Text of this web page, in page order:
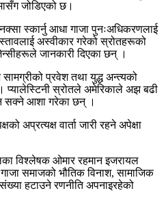
जोडिएको छ।
स्कार्नु आधा गाजा पुनःअधिकरणलाई
अस्वीकार गरेको स्रोतहरूको
जानकारी दिएका छन् ।
प्रवेश तथा युद्ध अन्त्यको
प्यालेस्टिनी स्रोतले अमेरिकाले अझ बढी
सक्ने आशा गरेका छन् ।
अप्रत्यक्ष वार्ता जारी रहने अपेक्षा
विश्लेषक ओमार रहमान इजरायल
गाजा समाजको भौतिक विनाश, सामाजिक
हटाउने रणनीति अपनाइरहेको